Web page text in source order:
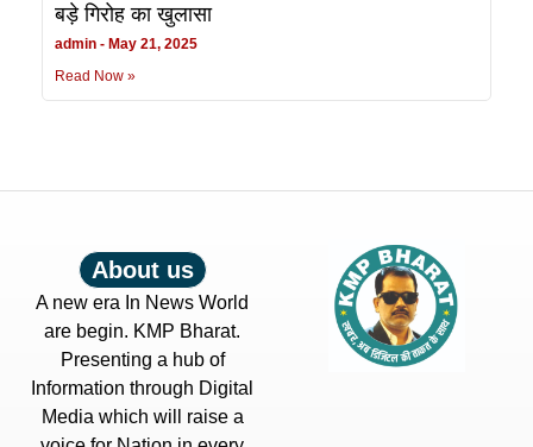
बड़े गिरोह का खुलासा
admin
May 21, 2025
Read Now »
About us
A new era In News World
are begin. KMP Bharat.
Presenting a hub of
Information through Digital
Media which will raise a